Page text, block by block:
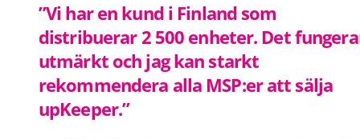
”Vi har en kund i Finland som
distribuerar 2 500 enheter. Det
utmärkt och jag kan starkt
rekommendera alla MSP:er att sälja
upKeeper.”